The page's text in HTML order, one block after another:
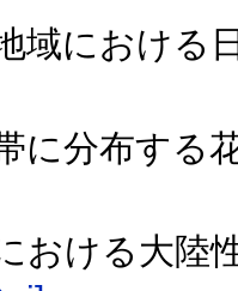
域における
に分布する
おける大陸